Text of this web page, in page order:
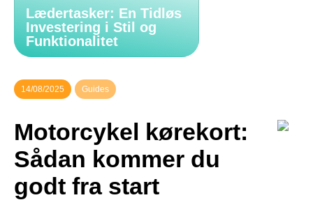
Lædertasker: En Tidløs
Investering i Stil og
Funktionalitet
14/08/2025 Guides
Motorcykel kørekort:
Sådan kommer du
godt fra start